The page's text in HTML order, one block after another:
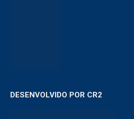
DESENVOLVIDO POR CR2